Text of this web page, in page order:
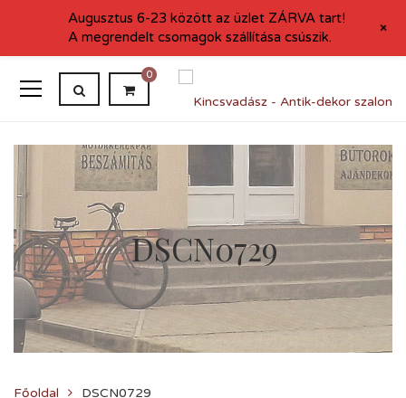
0
DSCN0729
Főoldal DSCN0729
Augusztus 6-23 között az üzlet ZÁRVA tart!
A megrendelt csomagok szállítása csúszik.
+